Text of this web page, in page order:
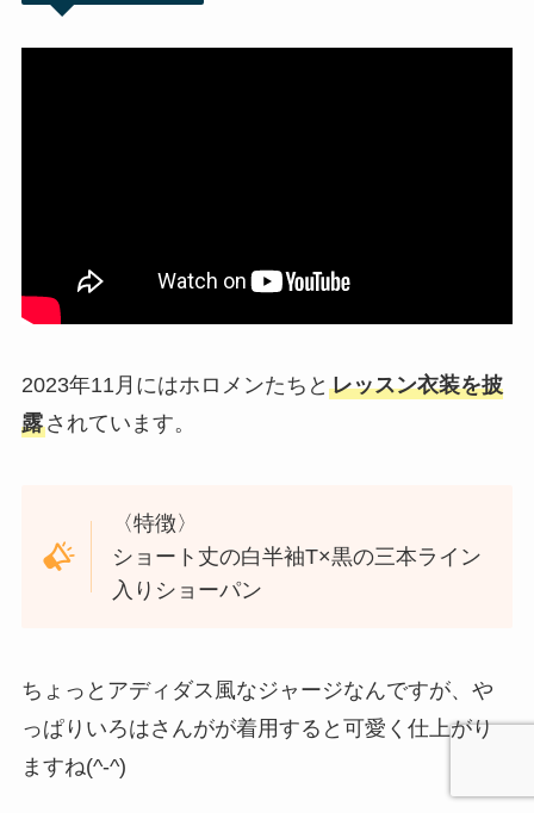
2023年11月にはホロメンたちと レッスン衣装を披
露されています。
〈特徴〉
ショート丈の白半袖T×黒の三本ライン
入りショーパン
ちょっとアディダス風なジャージなんですが、や
っぱりいろはさんがが着用すると可愛く仕上がり
ますね(^-^)